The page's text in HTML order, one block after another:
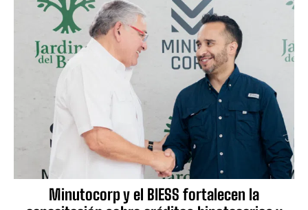
Minutocorp y el BIESS fortalecen la